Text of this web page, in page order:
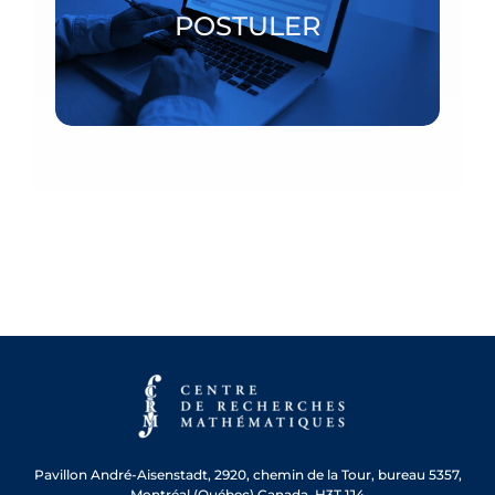
POSTULER
POSTULER
Pavillon André-Aisenstadt, 2920, chemin de la Tour, bureau 5357,